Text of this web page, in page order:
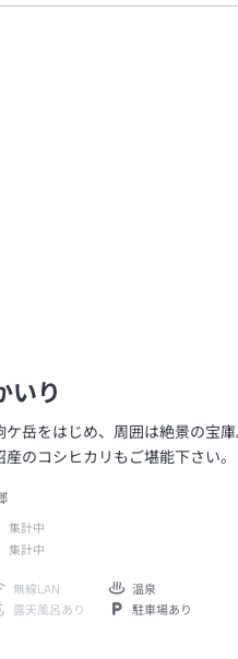
いり
ケ岳をはじめ、周囲は絶景の宝
のコシヒカリもご堪能下さい。
集計中
集計中
無線LAN
温泉
露天風呂あり
駐車場あり